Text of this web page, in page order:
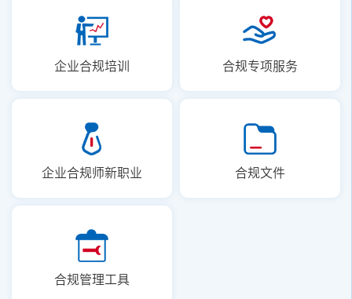
企业合规培训 合规专项服务
企业合规师新职业 合规文件
合规管理工具